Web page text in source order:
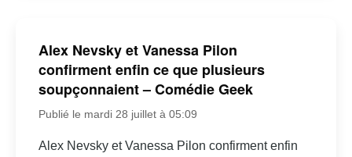
Alex Nevsky et Vanessa Pilon
confirment enfin ce que plusieurs
soupçonnaient – Comédie Geek
Publié le mardi 28 juillet à 05:09
Alex Nevsky et Vanessa Pilon confirment enfin